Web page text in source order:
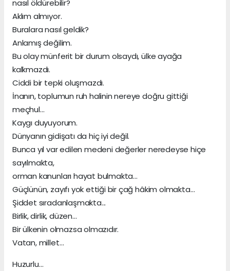
nasıl öldürebilir?
Aklım almıyor.
Buralara nasıl geldik?
Anlamış değilim.
Bu olay münferit bir durum olsaydı, ülke ayağa
kalkmazdı.
Ciddi bir tepki oluşmazdı.
İnanın, toplumun ruh halinin nereye doğru gittiği
meçhul…
Kaygı duyuyorum.
Dünyanın gidişatı da hiç iyi değil.
Bunca yıl var edilen medeni değerler neredeyse hiçe
sayılmakta,
orman kanunları hayat bulmakta…
Güçlünün, zayıfı yok ettiği bir çağ hâkim olmakta…
Şiddet sıradanlaşmakta...
Birlik, dirlik, düzen…
Bir ülkenin olmazsa olmazıdır.
Vatan, millet…
Huzurlu…